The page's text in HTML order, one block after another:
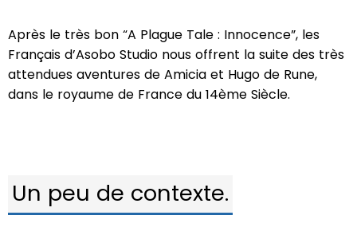
Après le très bon “A Plague Tale : Innocence”, les
Français d’Asobo Studio nous offrent la suite des très
attendues aventures de Amicia et Hugo de Rune,
dans le royaume de France du 14ème Siècle.
Un peu de contexte.